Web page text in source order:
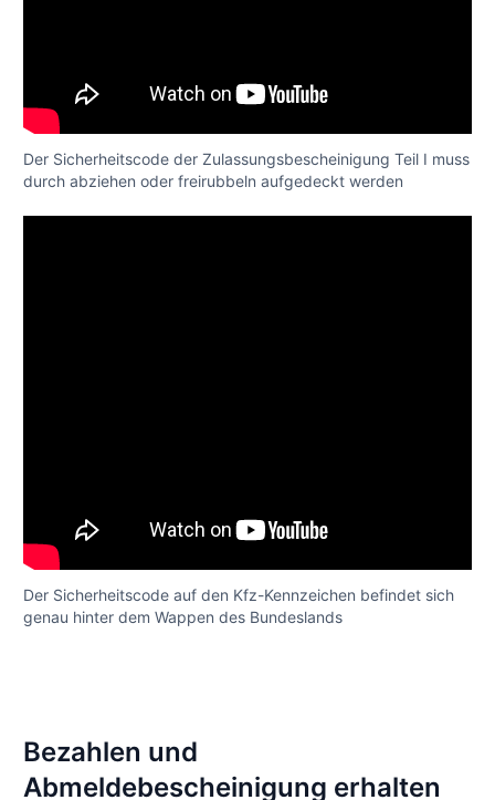
Der Sicherheitscode der Zulassungsbescheinigung Teil I muss
durch abziehen oder freirubbeln aufgedeckt werden
Der Sicherheitscode auf den Kfz-Kennzeichen befindet sich
genau hinter dem Wappen des Bundeslands
Bezahlen und
Abmeldebescheinigung erhalten